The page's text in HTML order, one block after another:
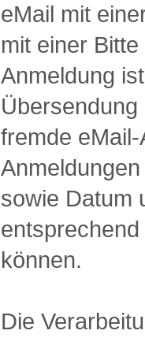
eMail mit
mit einer
Anmeldung
fremde
sowie Datum
können.
Die